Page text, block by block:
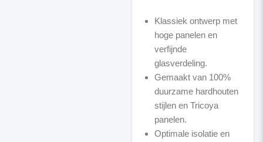
Klassiek ontwerp met
hoge panelen en
verfijnde
glasverdeling.
Gemaakt van 100%
duurzame hardhouten
stijlen en Tricoya
panelen.
Optimale isolatie en